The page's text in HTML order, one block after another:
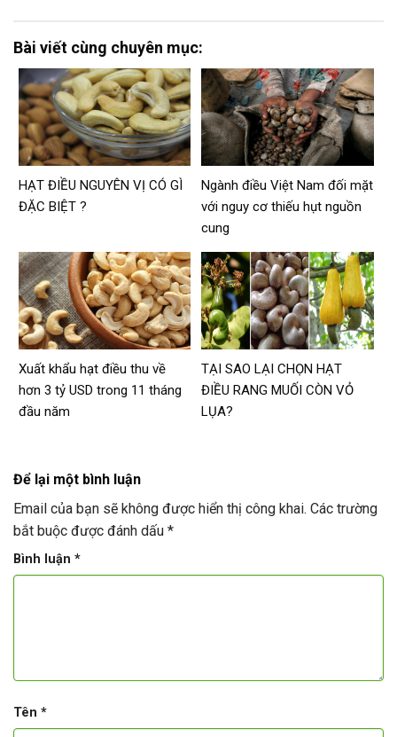
Bài viết cùng chuyên mục:
HẠT ĐIỀU NGUYÊN VỊ CÓ GÌ
ĐẶC BIỆT ?
Ngành điều Việt Nam đối mặt
với nguy cơ thiếu hụt nguồn
cung
Xuất khẩu hạt điều thu về
hơn 3 tỷ USD trong 11 tháng
đầu năm
TẠI SAO LẠI CHỌN HẠT
ĐIỀU RANG MUỐI CÒN VỎ
LỤA?
Để lại một bình luận
Email của bạn sẽ không được hiển thị công khai. Các trường
bắt buộc được đánh dấu *
Bình luận *
Tên *